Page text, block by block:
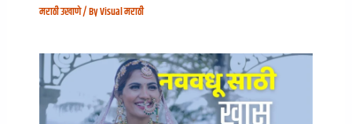
मराठी उखाणे/ ByVisual मराठी